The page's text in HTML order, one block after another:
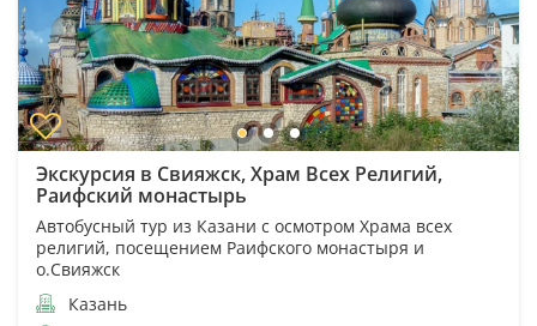
Экскурсия в Свияжск, Храм Всех Религий,
Раифский монастырь
Автобусный тур из Казани с осмотром Храма всех
религий, посещением Раифского монастыря и
о.Свияжск
Казань